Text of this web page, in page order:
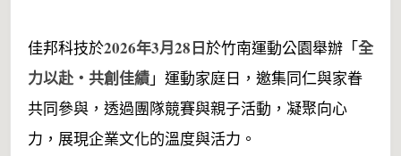
佳邦科技於2026年3月28日於竹南運動公園舉辦「全
力以赴・共創佳績」運動家庭日，邀集同仁與家眷
共同參與，透過團隊競賽與親子活動，凝聚向心
力，展現企業文化的溫度與活力。